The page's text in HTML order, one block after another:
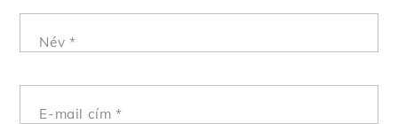
Név *
E-mail cím*